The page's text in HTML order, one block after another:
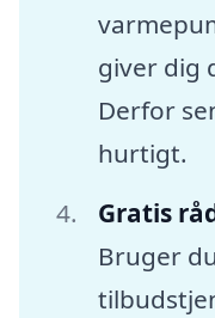
giver dig
Derfor
hurtigt.
Gratis
Bruger